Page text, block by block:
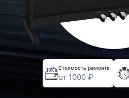
Стоимость ремонта
от 1000 ₽